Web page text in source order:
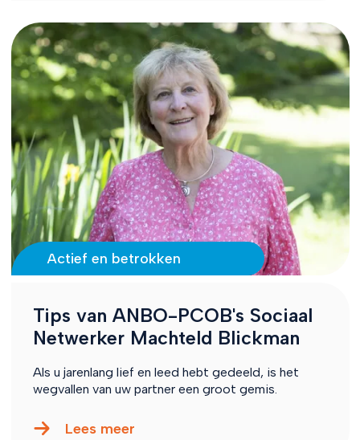
Actief en betrokken
Tips van ANBO-PCOB's Sociaal
Netwerker Machteld Blickman
Als u jarenlang lief en leed hebt gedeeld, is het
wegvallen van uw partner een groot gemis.
Lees meer